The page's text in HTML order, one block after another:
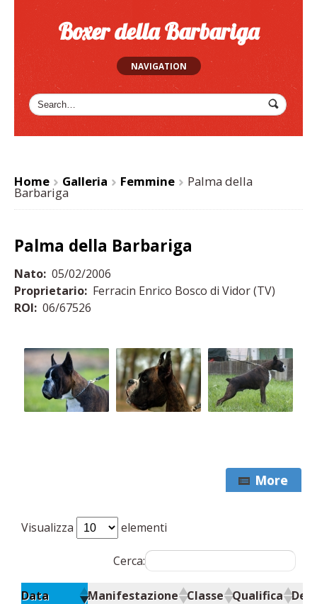
Boxer della Barbariga
NAVIGATION
Home
>
Galleria
>
Femmine
>
Palma della
Barbariga
Palma della Barbariga
Nato: 05/02/2006
Proprietario: Ferracin Enrico Bosco di Vidor (TV)
ROI: 06/67526
More
Visualizza elementi
Cerca:
Data Manifestazione Classe Qualifica